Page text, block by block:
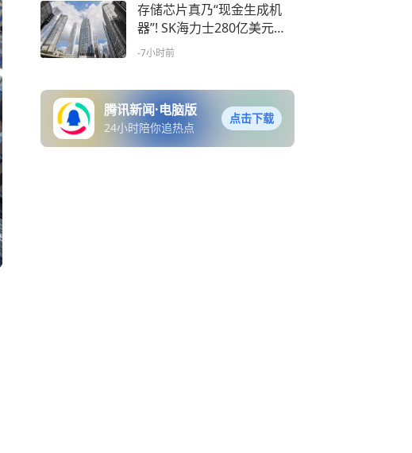
存储芯片真乃“现金生成机
器”! SK海力士280亿美元扫
货信用债市场 去杠杆清算砸
-7小时前
腾讯新闻·电脑版
24小时陪你追热点
点击下载